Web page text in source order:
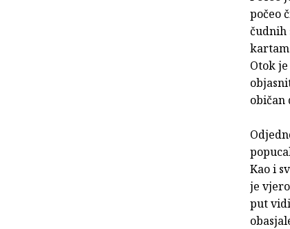
počeo
čudnih
Otok
običan
Kao i
je
put